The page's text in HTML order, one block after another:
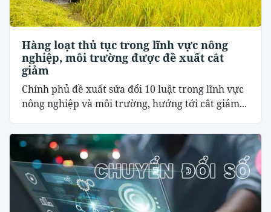
Hàng loạt thủ tục trong lĩnh vực nông
nghiệp, môi trường được đề xuất cắt
giảm
Chính phủ đề xuất sửa đổi 10 luật trong lĩnh vực
nông nghiệp và môi trường, hướng tới cắt giảm...